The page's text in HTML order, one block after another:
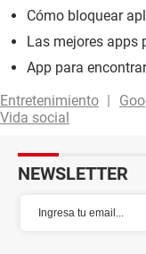
Cómo bloquear
Las mejores apps
App para
Entretenimiento
Vida social
NEWSLETTER